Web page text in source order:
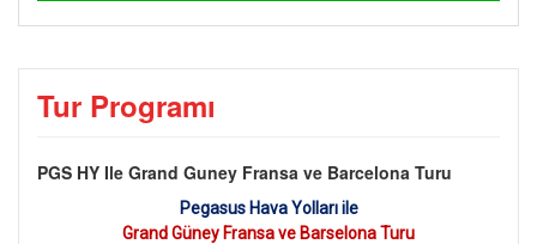
Tur Programı
PGS HY Ile Grand Guney Fransa ve Barcelona Turu
Pegasus Hava Yolları ile
Grand Güney Fransa ve Barselona Turu